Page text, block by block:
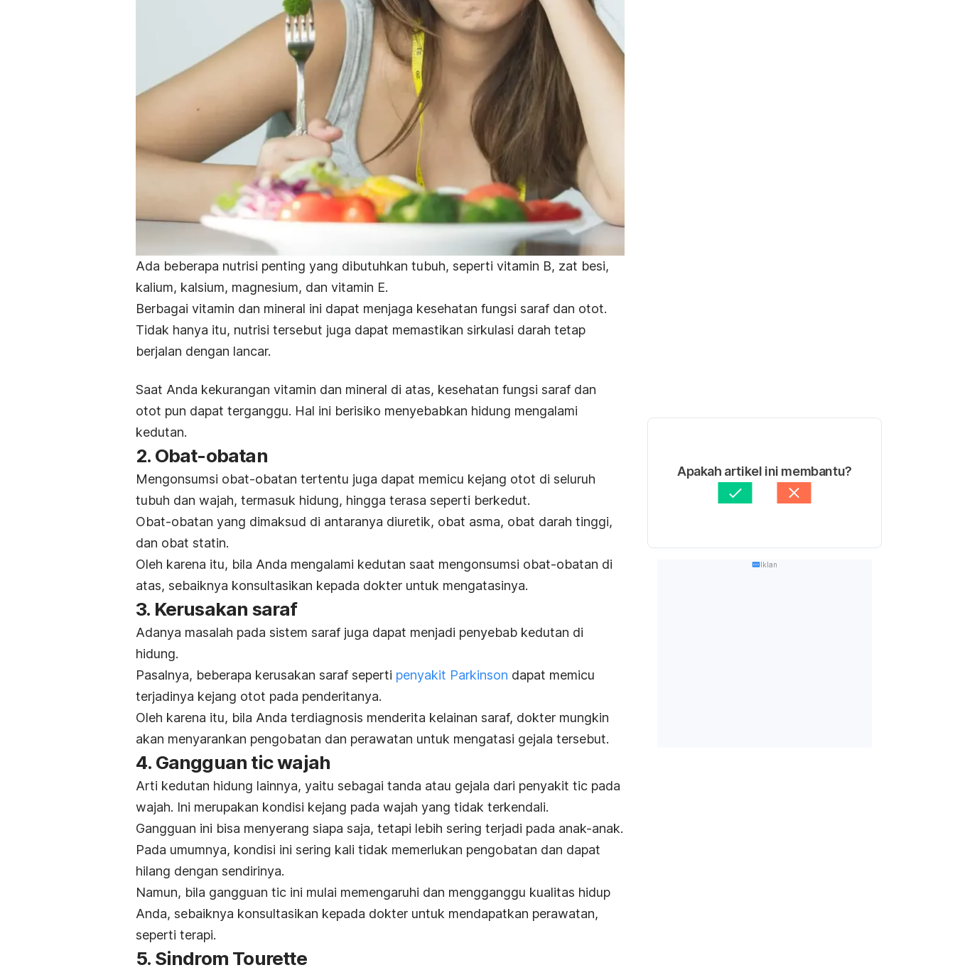
Ada beberapa nutrisi penting yang dibutuhkan tubuh, seperti vitamin B, zat besi,
kalium, kalsium, magnesium, dan vitamin E.
Berbagai vitamin dan mineral ini dapat menjaga kesehatan fungsi saraf dan otot.
Tidak hanya itu, nutrisi tersebut juga dapat memastikan sirkulasi darah tetap
berjalan dengan lancar.
Saat Anda kekurangan vitamin dan mineral di atas, kesehatan fungsi saraf dan
otot pun dapat terganggu. Hal ini berisiko menyebabkan hidung mengalami
kedutan.
2. Obat-obatan
Mengonsumsi obat-obatan tertentu juga dapat memicu kejang otot di seluruh
tubuh dan wajah, termasuk hidung, hingga terasa seperti berkedut.
Obat-obatan yang dimaksud di antaranya diuretik, obat asma, obat darah tinggi,
dan obat statin.
Oleh karena itu, bila Anda mengalami kedutan saat mengonsumsi obat-obatan di
atas, sebaiknya konsultasikan kepada dokter untuk mengatasinya.
3. Kerusakan saraf
Adanya masalah pada sistem saraf juga dapat menjadi penyebab kedutan di
hidung.
Pasalnya, beberapa kerusakan saraf seperti penyakit Parkinson dapat memicu
terjadinya kejang otot pada penderitanya.
Oleh karena itu, bila Anda terdiagnosis menderita kelainan saraf, dokter mungkin
akan menyarankan pengobatan dan perawatan untuk mengatasi gejala tersebut.
4. Gangguan tic wajah
Arti kedutan hidung lainnya, yaitu sebagai tanda atau gejala dari penyakit tic pada
wajah. Ini merupakan kondisi kejang pada wajah yang tidak terkendali.
Gangguan ini bisa menyerang siapa saja, tetapi lebih sering terjadi pada anak-anak.
Pada umumnya, kondisi ini sering kali tidak memerlukan pengobatan dan dapat
hilang dengan sendirinya.
Namun, bila gangguan tic ini mulai memengaruhi dan mengganggu kualitas hidup
Anda, sebaiknya konsultasikan kepada dokter untuk mendapatkan perawatan,
seperti terapi.
5. Sindrom Tourette
Apakah artikel ini membantu?
Iklan